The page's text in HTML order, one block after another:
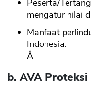
Peserta/
mengatur nilai
Manfaat
Indonesia.
Â
b. AVA Proteksi